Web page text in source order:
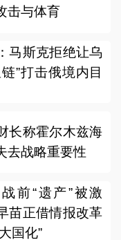
击与体育
马斯克拒绝让乌
”打击俄境内目
长称霍尔木兹海
去战略重要性
前“遗产”被激
苗正借情报改革
国化”